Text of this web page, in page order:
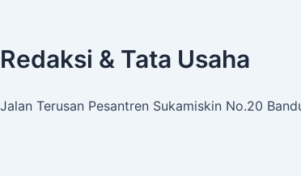
Redaksi & Tata Usaha
Jalan Terusan Pesantren Sukamiskin No.20